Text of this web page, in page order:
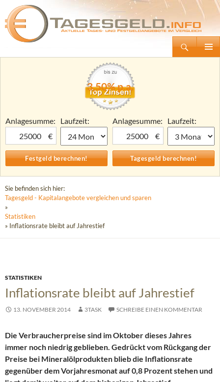
Tagesgeld.info – Tagesgeldkonten vergleichen und Tagesgeld-Zinsen berechnen
Zum
3,50% p.a.
Anlagesumme:
€
Laufzeit:
Anlagesumme:
€
Laufzeit:
Sie befinden sich hier:
Tagesgeld - Kapitalangebote vergleichen und sparen
»
Statistiken
» Inflationsrate bleibt auf Jahrestief
STATISTIKEN
Inflationsrate bleibt auf Jahrestief
13. NOVEMBER 2014 3TASK SCHREIBE EINEN KOMMENTAR
Die Verbraucherpreise sind im Oktober dieses Jahres
immer noch niedrig geblieben. Gedrückt vom Rückgang der
Preise bei Mineralölprodukten blieb die Inflationsrate
gegenüber dem Vorjahresmonat auf 0,8 Prozent stehen und